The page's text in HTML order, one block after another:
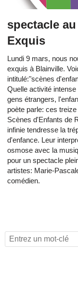
spectacle
Exquis
Lundi 9 mars, nous
exquis à Blainville.
intitulé:"scènes
Quelle activité
gens étrangers,
poète parle: ces
Scènes d'Enfants de
infinie tendresse la
d'enfance. Leur
osmose avec la
pour un spectacle
artistes: Marie-
comédien.